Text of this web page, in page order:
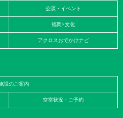
公演・イベント
福岡×文化
アクロスおでかけナビ
設のご案内
空室状況・ご予約